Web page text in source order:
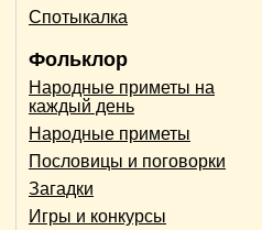
Спотыкалка
Фольклор
Народные приметы на
каждый день
Народные приметы
Пословицы и поговорки
Загадки
Игры и конкурсы